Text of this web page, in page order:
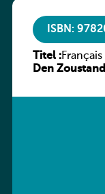
ISBN:
Titel :
Den